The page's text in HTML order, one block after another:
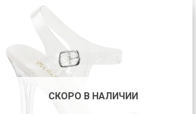
СКОРО В НАЛИЧИИ